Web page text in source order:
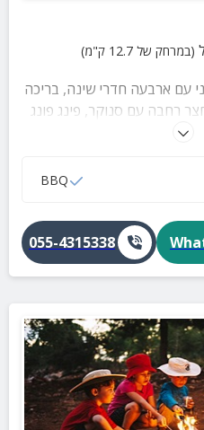
(במרחק של 12.7 ק"מ)
עם ארבעה חדרי שינה, בריכה
רחבה עם סנוקר, פינג פונג
ולגולן, מתאימה
BBQ
055-4315338